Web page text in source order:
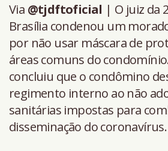
Via @tjdftoficial | O juiz da
Brasília condenou um
por não usar máscara de
áreas comuns do
concluiu que o condômino
regimento interno ao não
sanitárias impostas para
disseminação do coronavírus.